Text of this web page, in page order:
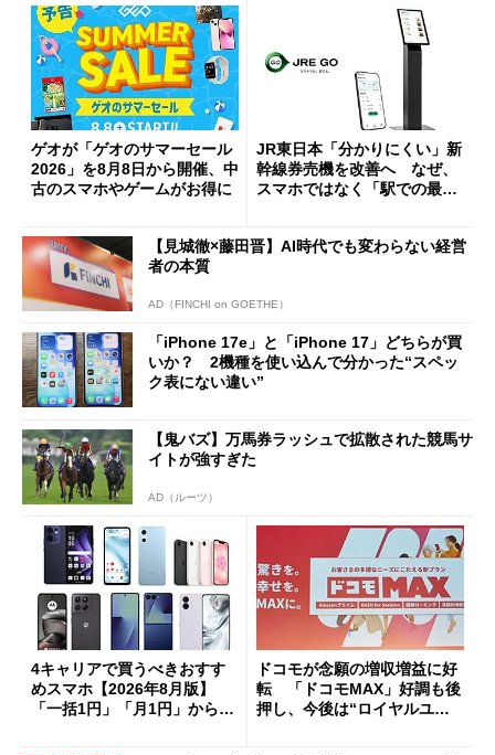
ゲオが「ゲオのサマーセール
2026」を8月8日から開催、中
古のスマホやゲームがお得に
JR東日本「分かりにくい」新
幹線券売機を改善へ なぜ、
スマホではなく「駅での最短
【見城徹×藤田晋】AI時代でも変わらない経営
者の本質
AD（FINCHI on GOETHE）
「iPhone 17e」と「iPhone 17」どちらが買
いか？ 2機種を使い込んで分かった“スペッ
ク表にない違い”
【鬼バズ】万馬券ラッシュで拡散された競馬サ
イトが強すぎた
AD（ルーツ）
4キャリアで買うべきおすす
めスマホ【2026年8月版】
「一括1円」「月1円」からお
ドコモが念願の増収増益に好
転 「ドコモMAX」好調も後
押し、今後は“ロイヤルユー